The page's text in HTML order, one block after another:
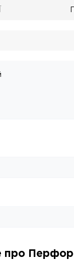
про